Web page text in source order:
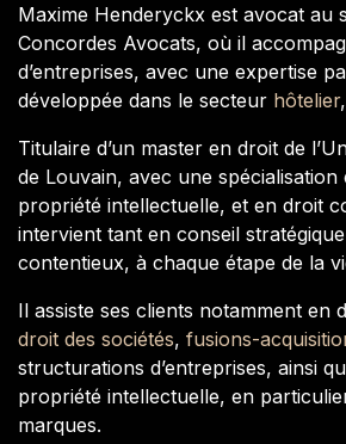
Maxime Henderyckx est avocat au
Concordes Avocats, où il
d’entreprises, avec une expertise
développée dans le secteur hôtelier
Titulaire d’un master en droit de
de Louvain, avec une spécialisation
propriété intellectuelle, et en droit
intervient tant en conseil stratégique
contentieux, à chaque étape de la
Il assiste ses clients notamment en
droit des sociétés, fusions-
structurations d’entreprises, ainsi
propriété intellectuelle, en
marques.